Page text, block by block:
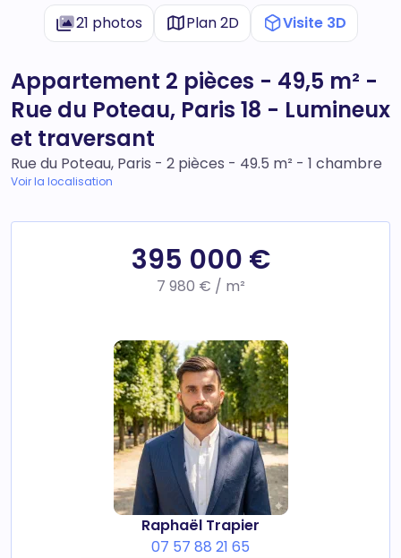
21 photos Plan 2D Visite 3D
Appartement 2 pièces - 49,5 m² -
Rue du Poteau, Paris 18 - Lumineux
et traversant
Rue du Poteau, Paris - 2 pièces - 49.5 m² - 1 chambre
Voir la localisation
395 000 €
7 980 € / m²
Raphaël Trapier
07 57 88 21 65